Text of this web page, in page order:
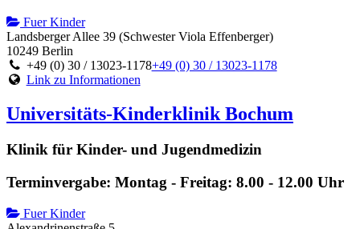
Fuer Kinder
Landsberger Allee 39 (Schwester Viola Effenberger)
10249 Berlin
+49 (0) 30 / 13023-1178+49 (0) 30 / 13023-1178
Link zu Informationen
Universitäts-Kinderklinik Bochum
Klinik für Kinder- und Jugendmedizin
Terminvergabe: Montag - Freitag: 8.00 - 12.00 Uhr
Fuer Kinder